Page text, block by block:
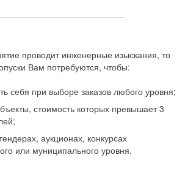
проводит инженерные изыскания, то
Вам потребуются, чтобы:
себя при выборе заказов любого уровня;
стоимость которых превышает 3
аукционах, конкурсах
или муниципального уровня.